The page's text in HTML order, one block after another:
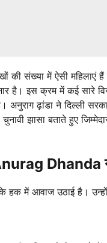
की संख्या में ऐसी महिलाएं
है। इस क्रम में कई सारे
ढ़ांडा ने दिल्ली
झासा बताते हुए
Dhanda
हक में आवाज उठाई है।